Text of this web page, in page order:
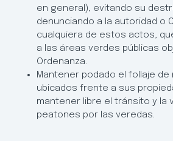
en general), evitando su
denunciando a la autoridad o
cualquiera de estos actos,
a las áreas verdes públicas
Ordenanza.
Mantener podado el follaje
ubicados frente a sus
mantener libre el tránsito y la
peatones por las veredas.